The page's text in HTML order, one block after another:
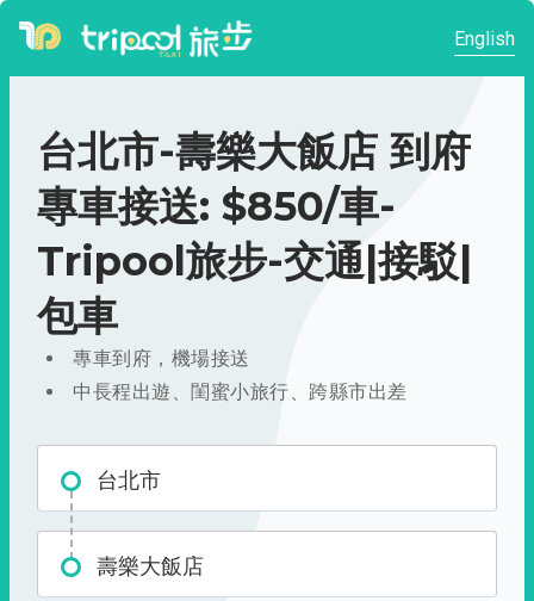
English
台北市-壽樂大飯店 到府
專車接送: $850/車-
Tripool旅步-交通|接駁|
包車
專車到府，機場接送
中長程出遊、閨蜜小旅行、跨縣市出差
台北市
壽樂大飯店